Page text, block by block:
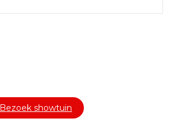
Bezoek showtuin